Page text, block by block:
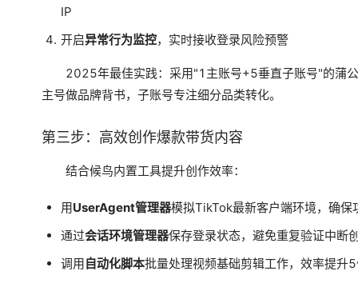
IP
开启异常行为监控，实时接收登录风险预警
2025年最佳实践：采用"1主账号+5垂直子账号"的蒲
主号做品牌背书，子账号专注细分品类转化。
第三步：高效创作爆款带货内容
结合候鸟内置工具提升创作效率：
用UserAgent管理器模拟TikTok最新客户端环境，确保
通过会话环境管理器保存登录状态，避免重复验证中断
调用自动化脚本批量处理视频基础剪辑工作，效率提升